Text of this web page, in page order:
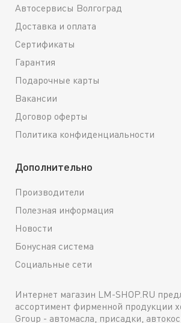
Автосервисы Волгоград
Доставка и оплата
Сертификаты
Гарантия
Подарочные карты
Вакансии
Договор оферты
Политика конфиденциальности
Дополнительно
Производители
Полезная информация
Новости
Бонусная система
Социальные сети
Интернет магазин LM-SHOP.RU
ассортимент фирменной продукции
Group - автомасла, присадки,